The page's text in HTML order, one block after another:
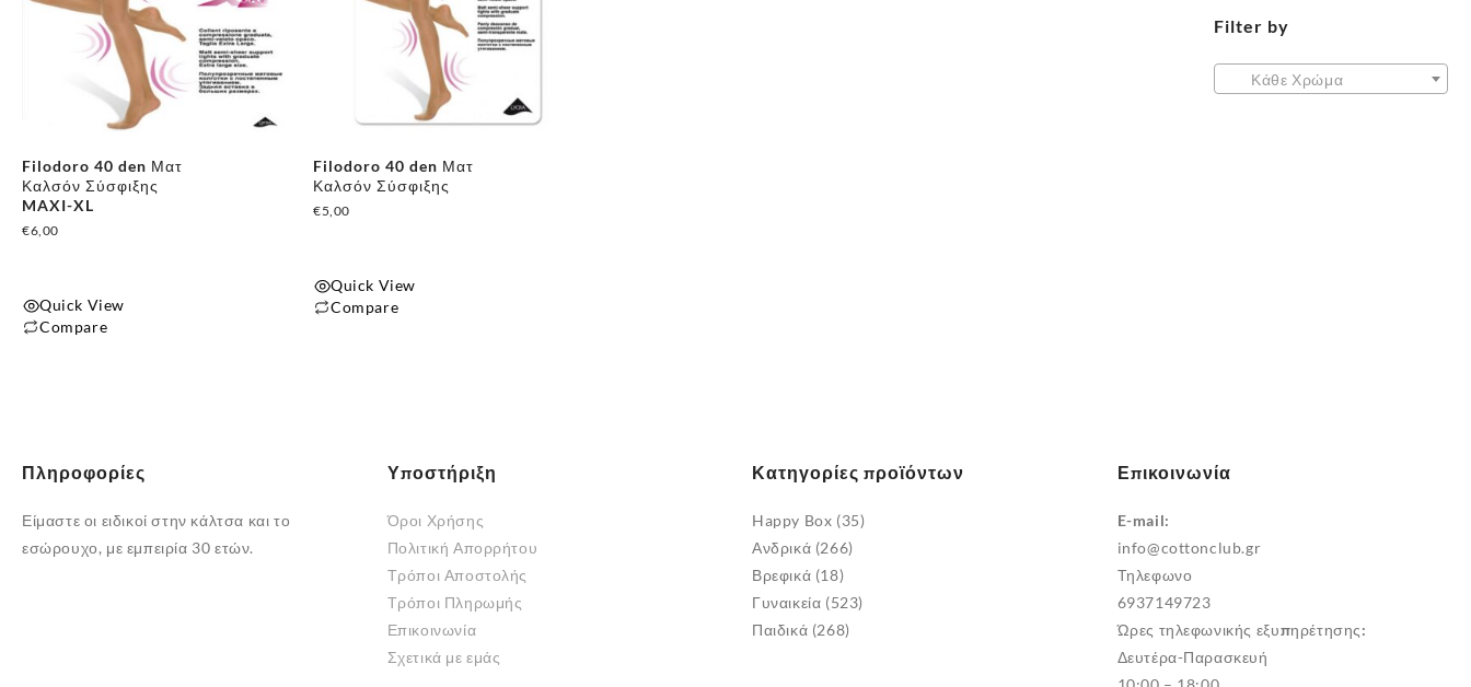
✕
Filodoro 40 den Ματ
Καλσόν Σύσφιξης
MAXI-XL
€6,00
Quick View
Compare
παραλλαγές.
Οι
επιλογές
Filodoro 40 den Ματ
Καλσόν Σύσφιξης
€5,00
Quick View
Compare
παραλλαγές.
Filter by
Κάθε Χρώμα
Πληροφορίες
Είμαστε οι ειδικοί στην κάλτσα και το
εσώρουχο, με εμπειρία 30 ετών.
Υποστήριξη
Όροι Χρήσης
Πολιτική Απορρήτου
Τρόποι Αποστολής
Τρόποι Πληρωμής
Επικοινωνία
Σχετικά με εμάς
Κατηγορίες προϊόντων
Happy Box (35)
Ανδρικά (266)
Βρεφικά (18)
Γυναικεία (523)
Παιδικά (268)
Επικοινωνία
E-mail:
info@cottonclub.gr
Τηλεφωνο
6937149723
Ώρες τηλεφωνικής εξυπηρέτησης:
Δευτέρα-Παρασκευή